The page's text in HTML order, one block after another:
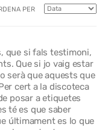
PER
que si fals testimoni,
Que si jo vaig estar
serà que aquests que
cert a la discoteca
posar a etiquetes
té es que saber
últimament es lo que